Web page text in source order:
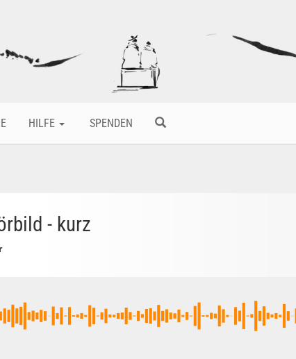
HILFE SPENDEN
- kurz